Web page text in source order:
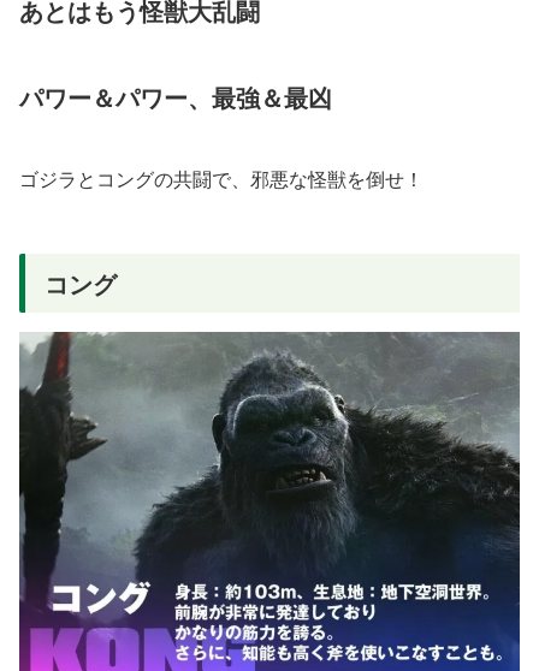
あとはもう怪獣大乱闘
パワー＆パワー、最強＆最凶
ゴジラとコングの共闘で、邪悪な怪獣を倒せ！
コング